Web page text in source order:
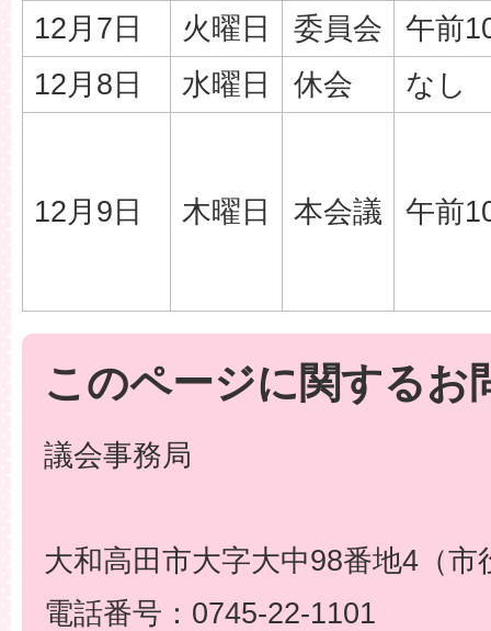
12月7日
火曜日 委員会
午前
12月8日
水曜日 休会 なし
12月9日 木曜日 本会議 午前
このページに関するお
議会事務局
大和高田市大字大中98番地4（市
電話番号：0745-22-1101